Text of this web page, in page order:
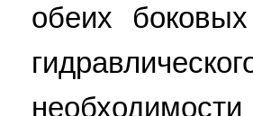
обеих